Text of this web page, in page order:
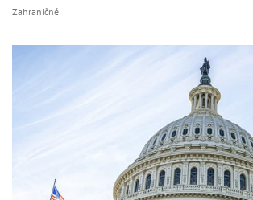
Zahraničné